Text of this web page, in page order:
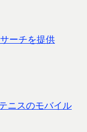
ーチを提供
ニスのモバイル